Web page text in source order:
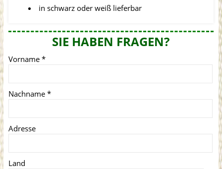
in schwarz oder weiß lieferbar
SIE HABEN FRAGEN?
Vorname *
Nachname *
Adresse
Land